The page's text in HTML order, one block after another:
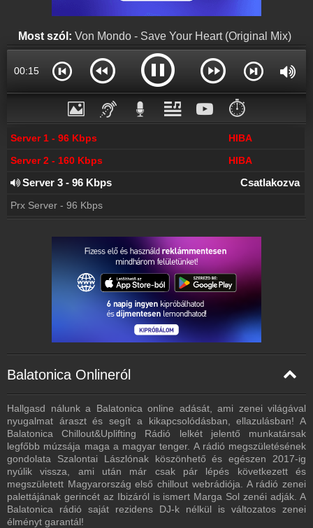
Online rádió készítés
Most szól: Von Mondo - Save Your Heart (Original Mix)
00:15
⏱️
Server 1 - 96 Kbps
HIBA
Server 2 - 160 Kbps
HIBA
Server 3 - 96 Kbps Csatlakozva
Prx Server - 96 Kbps
Balatonica Onlineról
Hallgasd nálunk a Balatonica online adását, ami zenei világával
nyugalmat áraszt és segít a kikapcsolódásban, ellazulásban! A
Balatonica Chillout&Uplifting Rádió lelkét jelentő munkatársak
legfőbb múzsája maga a magyar tenger. A rádió megszületésének
gondolata Szalontai Lászlónak köszönhető és egészen 2017-ig
nyúlik vissza, ami után már csak pár lépés következett és
megszületett Magyarország első chillout webrádiója. A rádió zenei
palettájának gerincét az Ibizáról is ismert Marga Sol zenéi adják. A
Balatonica rádió saját rezidens DJ-k nélkül is változatos zenei
élményt garantál!